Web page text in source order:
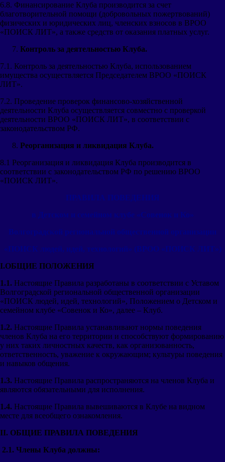
6.8. Финансирование Клуба производится за счет
благотворительной помощи (добровольных пожертвований)
физических и юридических лиц, членских взносов в ВРОО
«ПОИСК ЛИТ», а также средств от оказания платных услуг.
Контроль за деятельностью Клуба.
7.1. Контроль за деятельностью Клуба, использованием
имущества осуществляется Председателем ВРОО «ПОИСК
ЛИТ».
7.2. Проведение проверок финансово-хозяйственной
деятельности Клуба осуществляется совместно с проверкой
деятельности ВРОО «ПОИСК ЛИТ», в соответствии с
законодательством РФ.
Реорганизация и ликвидация Клуба.
8.1 Реорганизация и ликвидация Клуба производится в
соответствии с законодательством РФ по решению ВРОО
«ПОИСК ЛИТ».
ПРАВИЛА ПОВЕДЕНИЯ
в Детском и семейном клубе «Совенок и Ко»
Волгоградской региональной общественной организации
«ПОИСК людей, идей, технологий» (ВРОО «ПОИСК ЛИТ»)
I.ОБЩИЕ ПОЛОЖЕНИЯ
1.1. Настоящие Правила разработаны в соответствии с Уставом
Волгоградской региональной общественной организации
«ПОИСК людей, идей, технологий», Положением о Детском и
семейном клубе «Совенок и Ко», далее – Клуб.
1.2. Настоящие Правила устанавливают нормы поведения
членов Клуба на его территории и способствуют формированию
у них таких личностных качеств, как организованность,
ответственность, уважение к окружающим; культуры поведения
и навыков общения.
1.3. Настоящие Правила распространяются на членов Клуба и
являются обязательными для исполнения.
1.4. Настоящие Правила вывешиваются в Клубе на видном
месте для всеобщего ознакомления.
II. ОБЩИЕ ПРАВИЛА ПОВЕДЕНИЯ
2.1. Члены Клуба должны: